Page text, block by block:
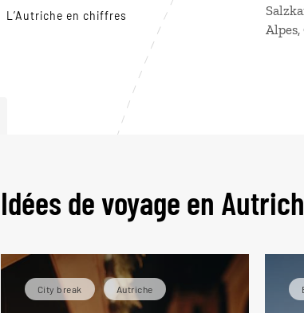
Le
L’Autriche en chiffres
Idées de voyage en
City break Autriche